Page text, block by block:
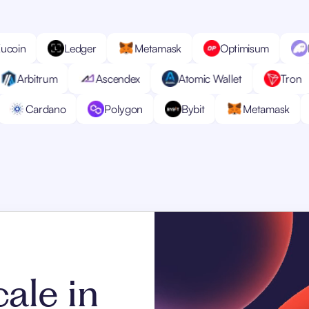
Kucoin Ledger Metamask
Ascendex Atomic Wallet Tron
Solana Cardano Polygon Bybit
in